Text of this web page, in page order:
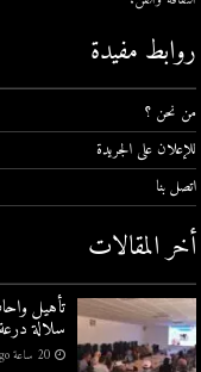
روابط مفيدة
من نحن ؟
للإعلان على الجريدة
اتصل بنا
أخر المقالات
تأهيل
سلالة
20 ساعة ago